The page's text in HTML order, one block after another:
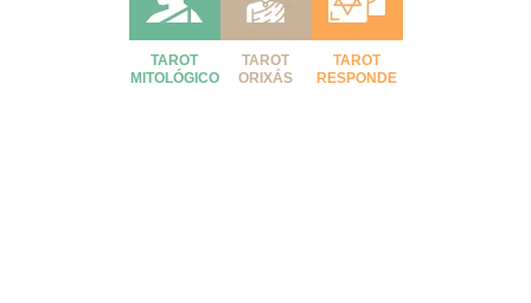
TAROT
MITOLÓGICO
TAROT
ORIXÁS
TAROT
RESPONDE